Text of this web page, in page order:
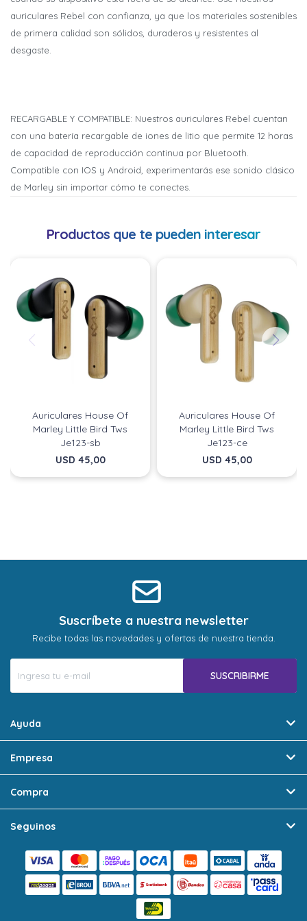
auriculares Rebel con confianza, ya que los materiales sostenibles
de primera calidad son sólidos, duraderos y resistentes al
desgaste.
RECARGABLE Y COMPATIBLE: Nuestros auriculares Rebel cuentan
con una batería recargable de iones de litio que permite 12 horas
de capacidad de reproducción continua por Bluetooth.
Compatible con IOS y Android, experimentarás ese sonido clásico
de Marley sin importar cómo te conectes.
Productos que te pueden interesar
Auriculares House Of
Marley Little Bird Tws
Je123-sb
USD 45,00
Auriculares House Of
Marley Little Bird Tws
Je123-ce
USD 45,00
Suscríbete a nuestra newsletter
Recibe todas las novedades y ofertas de nuestra tienda.
SUSCRIBIRME
Ayuda
Empresa
Compra
Seguinos
Fecha de nacimiento
Elegís Pago Después como metodo de pago
puede variar por comercio
Fecha de nacimiento
Elegís Pago Después como metodo de pago
puede variar por comercio